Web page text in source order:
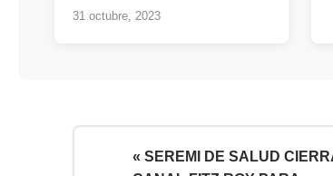
31 octubre, 2023
« SEREMI DE SALUD